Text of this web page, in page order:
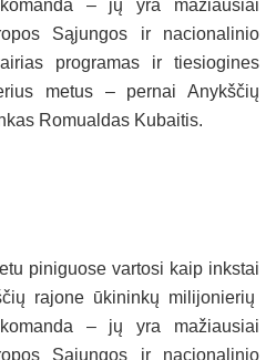
– jų yra mažiausiai
Sąjungos ir nacionalinio
programas ir tiesiogines
metus – pernai Anykščių
Romualdas Kubaitis.
piniguose vartosi kaip inkstai
rajone ūkininkų milijonierių
– jų yra mažiausiai
Sąjungos ir nacionalinio